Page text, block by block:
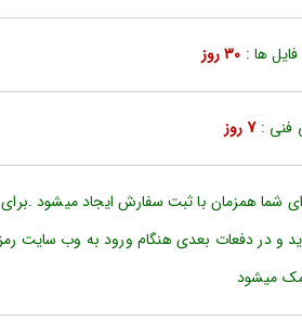
ها : 30 روز
فنی :7 روز
شما همزمان با ثبت سفارش ایجاد میشود .برای
و در دفعات بعدی هنگام ورود به وب سایت رمز
میشود